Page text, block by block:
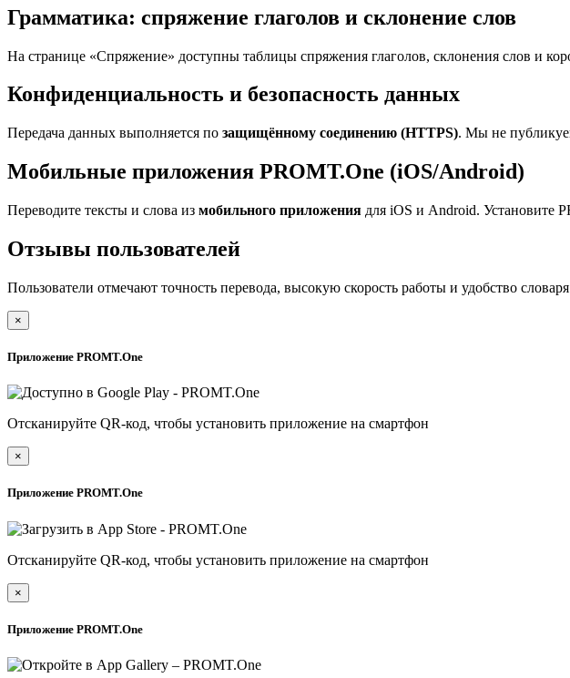
Грамматика: спряжение глаголов и склонение слов
На странице «Спряжение» доступны таблицы спряжения глаголов, склонения слов и
Конфиденциальность и безопасность данных
Передача данных выполняется по защищённому соединению (HTTPS). Мы не
Мобильные приложения PROMT.One (iOS/Android)
Переводите тексты и слова из мобильного приложения для iOS и Android. Установите
Отзывы пользователей
Пользователи отмечают точность перевода, высокую скорость работы и удобство
×
Приложение PROMT.One
Отсканируйте QR-код, чтобы установить приложение на смартфон
×
Приложение PROMT.One
Отсканируйте QR-код, чтобы установить приложение на смартфон
×
Приложение PROMT.One